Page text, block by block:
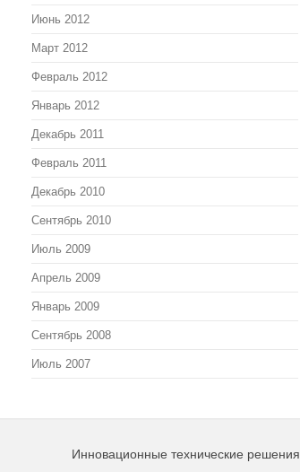
Июнь 2012
Март 2012
Февраль 2012
Январь 2012
Декабрь 2011
Февраль 2011
Декабрь 2010
Сентябрь 2010
Июль 2009
Апрель 2009
Январь 2009
Сентябрь 2008
Июль 2007
Инновационные технические решения